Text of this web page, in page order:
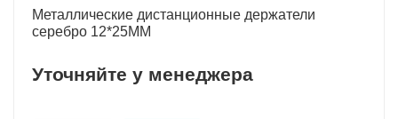
Металлические дистанционные держатели
серебро 12*25MM
Уточняйте у менеджера